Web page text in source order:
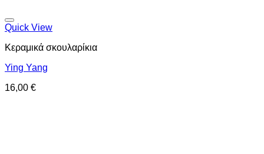
Quick View
Κεραμικά σκουλαρίκια
Ying Yang
16,00 €